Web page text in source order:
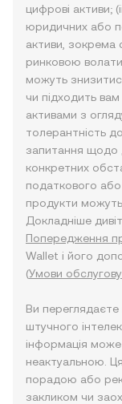
цифрові активи;
юридичних або
активи, зокрема
ринковою
можуть
чи підходить
активами з
толерантність
запитання щодо
конкретних
податкового або
продукти можуть
Докладніше
Попередження
Wallet і його
(Умови
Ви
штучного
інформація
неактуальною.
порадою або
закликом чи